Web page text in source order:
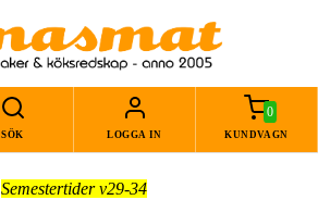
SÖK LOGGA IN
0
KUNDVAGN
Semestertider v29-34